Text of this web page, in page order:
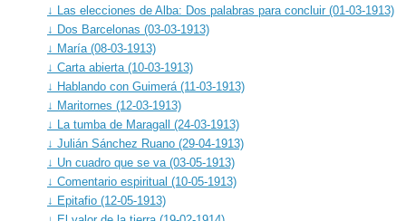
↓ Las elecciones de Alba: Dos palabras para concluir (01-03-1913)
↓ Dos Barcelonas (03-03-1913)
↓ María (08-03-1913)
↓ Carta abierta (10-03-1913)
↓ Hablando con Guimerá (11-03-1913)
↓ Maritornes (12-03-1913)
↓ La tumba de Maragall (24-03-1913)
↓ Julián Sánchez Ruano (29-04-1913)
↓ Un cuadro que se va (03-05-1913)
↓ Comentario espiritual (10-05-1913)
↓ Epitafio (12-05-1913)